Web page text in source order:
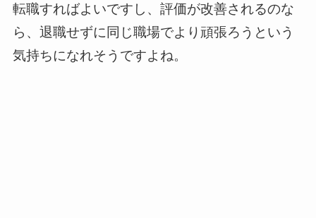
転職すればよいですし、評価が改善されるのな
ら、退職せずに同じ職場でより頑張ろうという
気持ちになれそうですよね。